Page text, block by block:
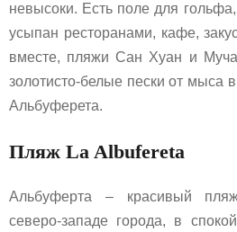
невысоки. Есть поле для
усыпан ресторанами, кафе,
вместе, пляжи Сан Хуан и
золотисто-белые пески от мыса
Альбуферета.
Пляж La Albufereta
Альбуферта – красивый
северо-западе города, в